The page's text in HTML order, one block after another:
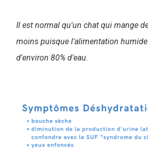
Il est normal qu'un chat qui mange
moins puisque l'alimentation
d'environ 80% d'eau.